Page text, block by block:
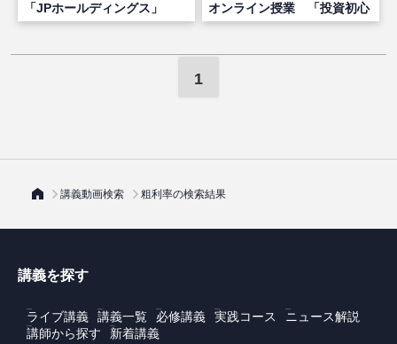
「JPホールディングス」
オンライン授業 「投資初心
者の悩み解決 Q&A」
1
講義動画検索 粗利率の検索結果
講義を探す
ライブ講義 講義一覧 必修講義 実践コース
ニュース解説
講師から探す
新着講義